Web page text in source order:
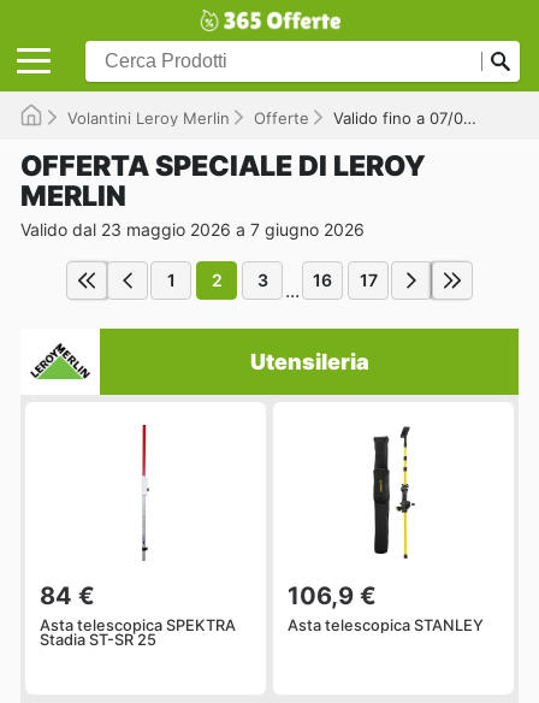
Volantini Leroy Merlin Offerte Valido fino a 07/06/2026
OFFERTA SPECIALE DI LEROY
MERLIN
Valido dal 23 maggio 2026 a 7 giugno 2026
1 2 3 ... 16 17
Utensileria
84 €
Asta telescopica SPEKTRA
Stadia ST-SR 25
106,9 €
Asta telescopica STANLEY